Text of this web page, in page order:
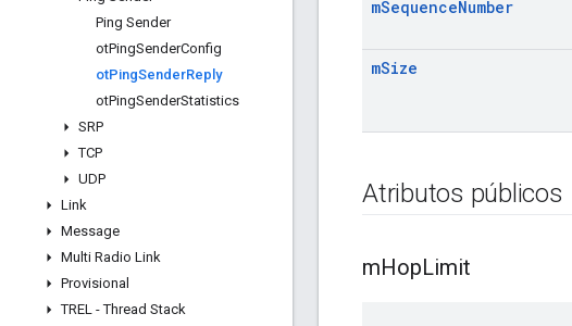
Ping Sender
otPingSenderConfig
otPingSenderReply
otPingSenderStatistics
SRP
TCP
UDP
Link
Message
Multi Radio Link
Provisional
TREL - Thread Stack
mSequenceNumber
mSize
Atributos públicos
mHopLimit